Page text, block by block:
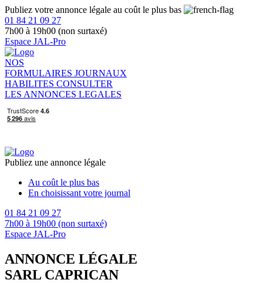
Publiez votre annonce légale au coût le plus bas
01 84 21 09 27
7h00 à 19h00 (non surtaxé)
Espace JAL-Pro
NOS
FORMULAIRES JOURNAUX
HABILITES CONSULTER
LES ANNONCES LEGALES
Publiez une annonce légale
Au coût le plus bas
En choisissant votre journal
01 84 21 09 27
7h00 à 19h00 (non surtaxé)
Espace JAL-Pro
ANNONCE LÉGALE
SARL CAPRICAN